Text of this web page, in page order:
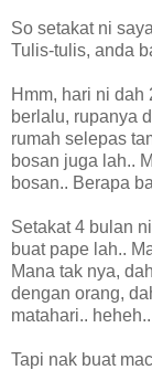
So setakat ni
Tulis-tulis, anda
Hmm, hari ni dah
berlalu, rupanya
rumah selepas
bosan juga lah..
bosan.. Berapa
Setakat 4 bulan
buat pape lah..
Mana tak nya,
dengan orang,
matahari..
Tapi nak buat